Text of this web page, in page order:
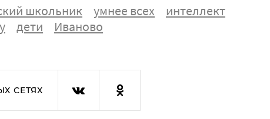
школьник умнее всех
интеллект
дети Иваново
СЕТЯХ